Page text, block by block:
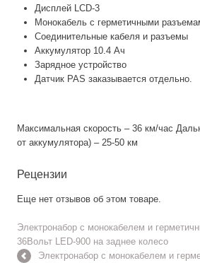
Дисплей LCD-3
Монокабель с герметичными
Соединительные кабеля и разъемы
Аккумулятор 10.4 Ач
Зарядное устройство
Датчик PAS заказывается отдельно.
Максимальная скорость – 36 км/час
от аккумулятора) – 25-50 км
Рецензии
Еще нет отзывов об этом товаре.
Электронабор с монокабелем и
36Вольт LED-900 на заднее колесо
Электронабор с монокабелем и